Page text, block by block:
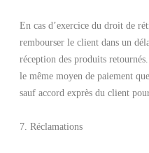
En cas d’exercice du droit de
rembourser le client dans un
réception des produits
le même moyen de paiement
sauf accord exprès du client
7. Réclamations